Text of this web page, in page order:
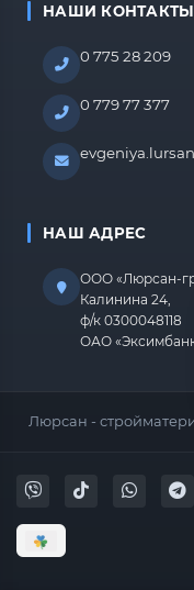
НАШИ КОНТАКТЫ
0 775 28 209
0 779 77 377
НАШ АДРЕС
ООО «Люрсан-
Калинина 24,
ф/к 0300048118
ОАО
Люрсан -